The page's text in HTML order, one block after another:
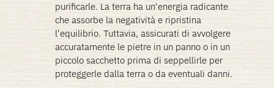
purificarle. La terra ha un'energia radicante
che assorbe la negatività e ripristina
l'equilibrio. Tuttavia, assicurati di avvolgere
accuratamente le pietre in un panno o in un
piccolo sacchetto prima di seppellirle per
proteggerle dalla terra o da eventuali danni.